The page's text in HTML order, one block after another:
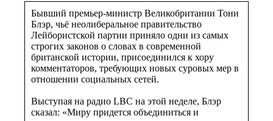
Бывший премьер-министр Великобритании Тони
Блэр, чьё неолиберальное правительство
Лейбористской партии приняло одни из самых
строгих законов о словах в современной
британской истории, присоединился к хору
комментаторов, требующих новых суровых мер в
отношении социальных сетей.
Выступая на радио LBC на этой неделе, Блэр
сказал: «Миру придется объединиться и